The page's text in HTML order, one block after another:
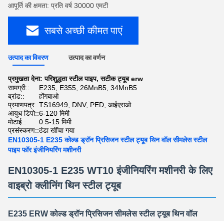
आपूर्ति की क्षमता: प्रति वर्ष 30000 एमटी
सबसे अच्छी कीमत पाएं
उत्पाद का विवरण उत्पाद का वर्णन
प्रमुखता देना:परिशुद्धता स्टील पाइप,सटीक ट्यूब erw
सामग्री::
E235, E355, 26MnB5, 34MnB5
ब्रांड::
होंगबाओ
प्रमाणपत्र::TS16949, DNV, PED, आईएसओ
आयुध डिपो::6-120 मिमी
मोटाई::
0.5-15 मिमी
प्रसंस्करण::ठंडा खींचा गया
EN10305-1 E235 कोल्ड ड्रॉन प्रिसिजन स्टील ट्यूब थिन वॉल सीमलेस स्टील
पाइप फॉर इंजीनियरिंग मशीनरी
EN10305-1 E235 WT10 इंजीनियरिंग मशीनरी के लिए
वाइब्रो क्लीनिंग थिन स्टील ट्यूब
E235 ERW कोल्ड ड्रॉन प्रिसिजन सीमलेस स्टील ट्यूब थिन वॉल